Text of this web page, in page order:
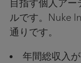
目指す個人ア
ルです。Nuke
通りです。
年間総収入